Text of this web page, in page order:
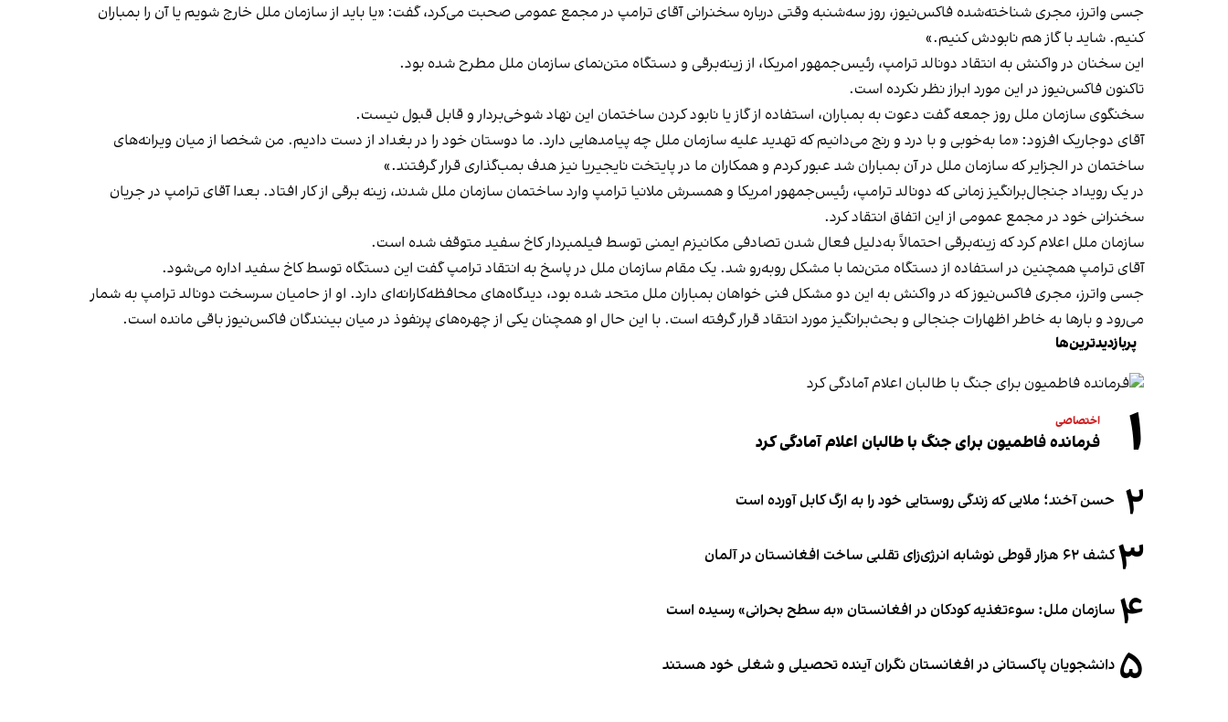
جسی واترز، مجری شناخته‌شده فاکس‌نیوز، روز سه‌شنبه وقتی درباره سخنرانی آقای ترامپ در مجمع عمومی صحبت می‌کرد، گفت: «یا باید از سازمان ملل خارج شویم یا آن را بمباران
کنیم. شاید با گاز هم نابودش کنیم.»
این سخنان در واکنش به انتقاد دونالد ترامپ، رئیس‌جمهور امریکا، از زینه‌برقی و دستگاه متن‌نمای سازمان ملل مطرح شده بود.
تاکنون فاکس‌نیوز در این مورد ابراز نظر نکرده است.
سخنگوی سازمان ملل روز جمعه گفت دعوت به بمباران، استفاده از گاز یا نابود کردن ساختمان این نهاد شوخی‌بردار و قابل قبول نیست.
آقای دوجاریک افزود: «ما به‌خوبی و با درد و رنج می‌دانیم که تهدید علیه سازمان ملل چه پیامدهایی دارد. ما دوستان خود را در بغداد از دست دادیم. من شخصا از میان ویرانه‌های
ساختمان در الجزایر که سازمان ملل در آن بمباران شد عبور کردم و همکاران ما در پایتخت نایجیریا نیز هدف بمب‌گذاری قرار گرفتند.»
در یک رویداد جنجال‌برانگیز زمانی که دونالد ترامپ، رئیس‌جمهور امریکا و همسرش ملانیا ترامپ وارد ساختمان سازمان ملل شدند، زینه برقی از کار افتاد. بعدا آقای ترامپ در جریان
سخنرانی خود در مجمع عمومی از این اتفاق انتقاد کرد.
سازمان ملل اعلام کرد که زینه‌برقی احتمالاً به‌دلیل فعال شدن تصادفی مکانیزم ایمنی توسط فیلمبردار کاخ سفید متوقف شده است.
آقای ترامپ همچنین در استفاده از دستگاه متن‌نما با مشکل روبه‌رو شد. یک مقام سازمان ملل در پاسخ به انتقاد ترامپ گفت این دستگاه توسط کاخ سفید اداره می‌شود.
جسی واترز، مجری فاکس‌نیوز که در واکنش به این دو مشکل فنی خواهان بمباران ملل متحد شده بود، دیدگاه‌های محافظه‌کارانه‌ای دارد. او از حامیان سرسخت دونالد ترامپ به شمار
می‌رود و بارها به خاطر اظهارات جنجالی و بحث‌برانگیز مورد انتقاد قرار گرفته است. با این حال او همچنان یکی از چهره‌های پرنفوذ در میان بینندگان فاکس‌نیوز باقی مانده است.
پربازدیدترین‌ها
۱ اختصاصی
فرمانده فاطمیون برای جنگ با طالبان اعلام آمادگی کرد
۲ حسن آخند؛ ملایی که زندگی روستایی خود را به ارگ کابل آورده است
۳کشف ۶۲ هزار قوطی نوشابه انرژی‌زای تقلبی ساخت افغانستان در آلمان
۴ سازمان ملل: سوء‌تغذیه کودکان در افغانستان «به سطح بحرانی» رسیده است
۵ دانشجویان پاکستانی در افغانستان نگران آینده تحصیلی و شغلی خود هستند